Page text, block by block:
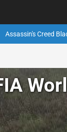
Assassin's Creed